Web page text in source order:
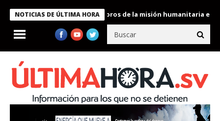
NOTICIAS DE ÚLTIMA HORA
Bukele condecora a miembros de la misión humanitaria enviada